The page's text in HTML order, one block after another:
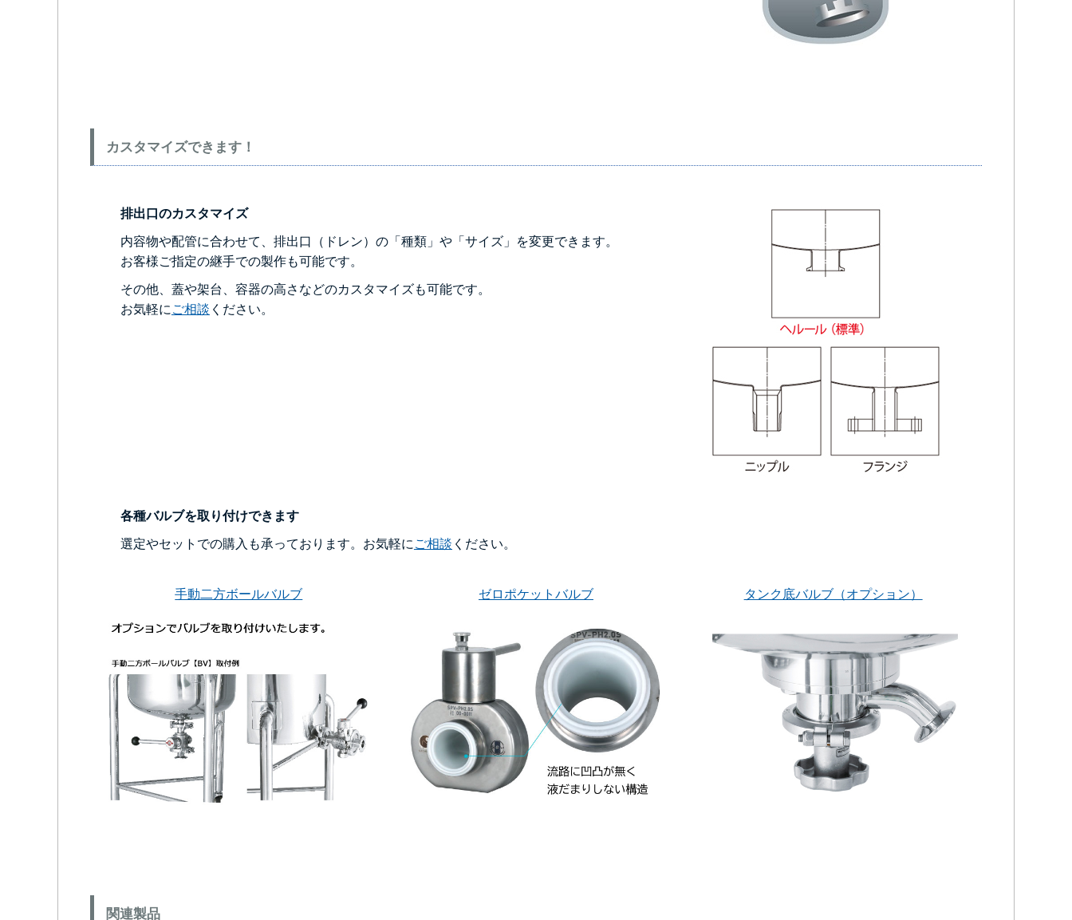
カスタマイズできます！
排出口のカスタマイズ
内容物や配管に合わせて、排出口（ドレン）の「種類」や「サイズ」を変更できます。
お客様ご指定の継手での製作も可能です。
その他、蓋や架台、容器の高さなどのカスタマイズも可能です。
お気軽にご相談 ください。
各種バルブを取り付けできます
選定やセットでの購入も承っております。お気軽にご相談 ください。
手動二方ボールバルブ ゼロポケットバルブ タンク底バルブ（オプション）
関連製品